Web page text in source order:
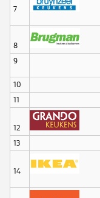
7
8
9
10
11
12
13
14